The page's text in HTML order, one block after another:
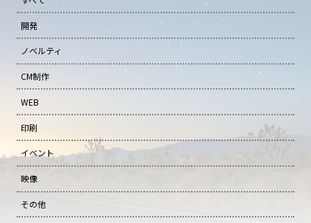
開発
ノベルティ
CM制作
WEB
印刷
イベント
映像
その他